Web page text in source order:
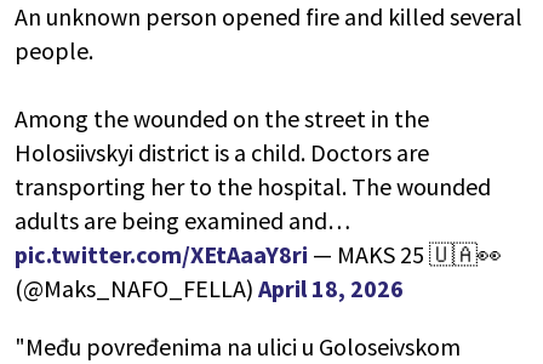
An unknown person opened fire and killed several
people.
Among the wounded on the street in the
Holosiivskyi district is a child. Doctors are
transporting her to the hospital. The wounded
adults are being examined and…
pic.twitter.com/XEtAaaY8ri — MAKS 25 🇺🇦👀
(@Maks_NAFO_FELLA) April 18, 2026
"Među povređenima na ulici u Goloseivskom